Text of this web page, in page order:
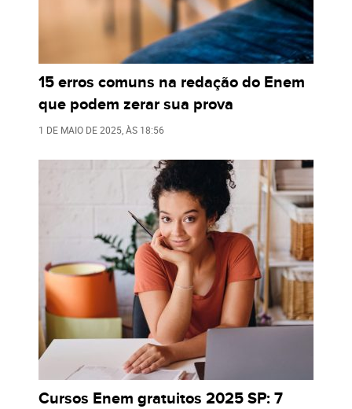
15 erros comuns na redação do Enem
que podem zerar sua prova
1 DE MAIO DE 2025 , ÀS 18:56
Cursos Enem gratuitos 2025 SP: 7